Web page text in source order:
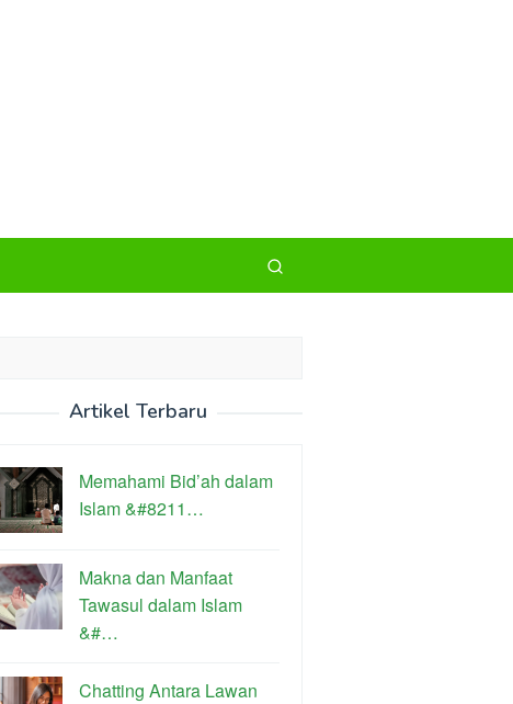
Artikel Terbaru
Memahami Bid’ah dalam
Islam &#8211…
Makna dan Manfaat
Tawasul dalam Islam
&#…
Chatting Antara Lawan